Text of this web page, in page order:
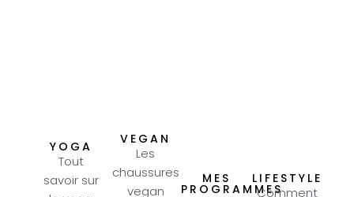
YOGA
Tout
savoir sur
VEGAN
Les
chaussures
vegan
MES
PROGRAMMES
LIFESTYLE
Comment